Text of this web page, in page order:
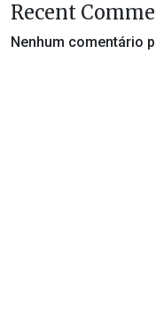
Recent
Nenhum comentário